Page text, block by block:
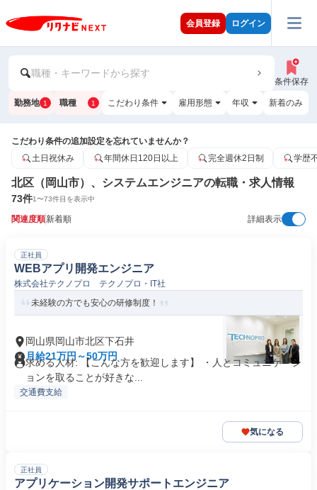
会員登録 ログイン
職種・キーワードから探す
条件保存
勤務地 1 職種 1 こだわり条件 雇用形態 年収 新着のみ
こだわり条件の追加設定を忘れていませんか？
土日祝休み
年間休日120日以上 完全週休2日制 学歴
北区（岡山市）、システムエンジニアの転職・求人情報
73件1〜73件目を表示中
関連度順新着順 詳細表示
正社員
WEBアプリ開発エンジニア
株式会社テクノプロ テクノプロ・IT社
未経験の方でも安心の研修制度！
岡山県岡山市北区下石井
月給21万円～50万円
求める人材: 【こんな方を歓迎します】 ・人とコミュニケーシ
ョンを取ることが好きな...
交通費支給
気になる
正社員
アプリケーション開発サポートエンジニア